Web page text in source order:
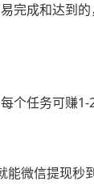
完成和达到
个任务可赚1-
能微信提现秒